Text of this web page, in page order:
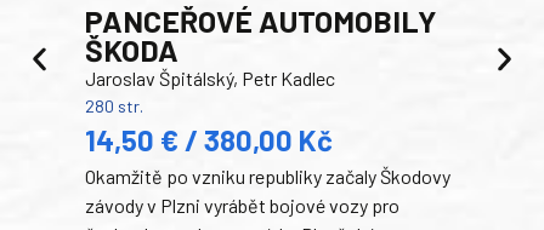
PANCEŘOVÉ AUTOMOBILY
ŠKODA
Jaroslav Špitálský, Petr Kadlec
280 str.
14,50 € / 380,00 Kč
Okamžitě po vzniku republiky začaly Škodovy
závody v Plzni vyrábět bojové vozy pro